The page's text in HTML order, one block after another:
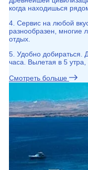
когда находишься
4. Сервис на любой
разнообразен, многие
отдых.
5. Удобно добираться.
часа. Вылетая в 5 утра,
Смотреть больше